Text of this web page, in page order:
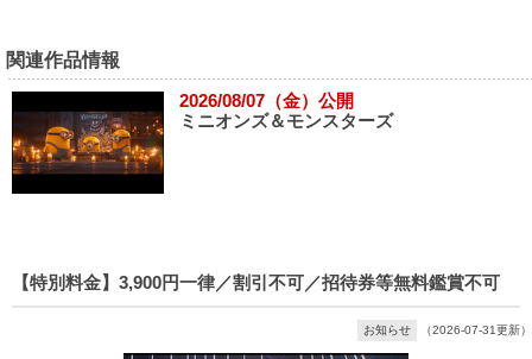
関連作品情報
2026/08/07（金）公開
ミニオンズ＆モンスターズ
【特別料金】3,900円一律／割引不可／招待券等無料鑑賞不可
お知らせ （2026-07-31更新）